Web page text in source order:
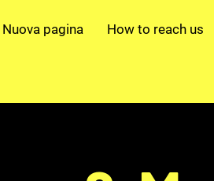
Nuova pagina How to reach us